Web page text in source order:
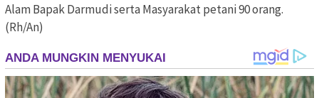
Alam Bapak Darmudi serta Masyarakat petani 90 orang.
(Rh/An)